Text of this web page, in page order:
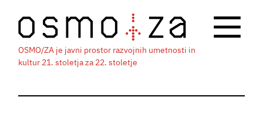
OSMO/ZA je javni prostor razvojnih umetnosti in
kultur 21. stoletja za 22. stoletje